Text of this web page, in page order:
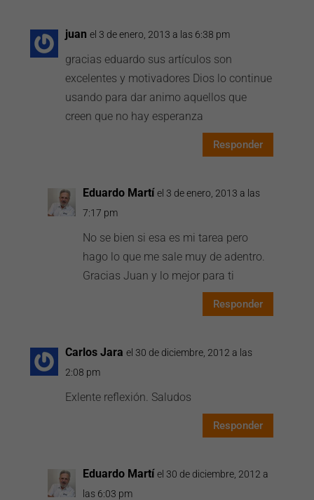
juan el 3 de enero, 2013 a las 6:38 pm
gracias eduardo sus artículos son
excelentes y motivadores Dios lo continue
usando para dar animo aquellos que
creen que no hay esperanza
Responder
Eduardo Martí el 3 de enero, 2013 a las
7:17 pm
No se bien si esa es mi tarea pero
hago lo que me sale muy de adentro.
Gracias Juan y lo mejor para ti
Responder
Carlos Jara el 30 de diciembre, 2012 a las
2:08 pm
Exlente reflexión. Saludos
Responder
Eduardo Martí el 30 de diciembre, 2012 a
las 6:03 pm